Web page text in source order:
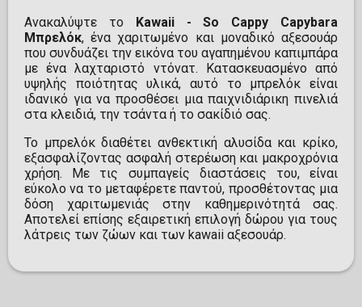
Ανακαλύψτε το
Kawaii - So Cappy Capybara
Μπρελόκ, ένα χαριτωμένο και μοναδικό αξεσουάρ
που συνδυάζει την εικόνα του αγαπημένου καπιμπάρα
με ένα λαχταριστό ντόνατ. Κατασκευασμένο από
υψηλής ποιότητας υλικά, αυτό το μπρελόκ είναι
ιδανικό για να προσθέσει μια παιχνιδιάρικη πινελιά
στα κλειδιά, την τσάντα ή το σακίδιό σας.
Το μπρελόκ διαθέτει ανθεκτική αλυσίδα και κρίκο,
εξασφαλίζοντας ασφαλή στερέωση και μακροχρόνια
χρήση. Με τις συμπαγείς διαστάσεις του, είναι
εύκολο να το μεταφέρετε παντού, προσθέτοντας μια
δόση χαριτωμενιάς στην καθημερινότητά σας.
Αποτελεί επίσης εξαιρετική επιλογή δώρου για τους
λάτρεις των ζώων και των kawaii αξεσουάρ.